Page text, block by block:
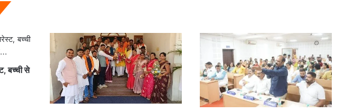
बच्ची से